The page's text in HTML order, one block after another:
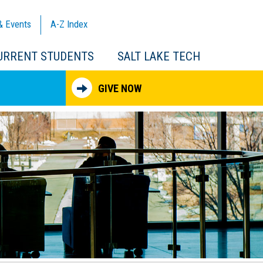
STUDENTS SALT LAKE TECH
Events A-Z Index
GIVE NOW